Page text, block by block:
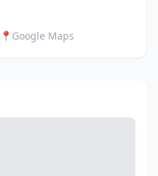
📍 Google Maps